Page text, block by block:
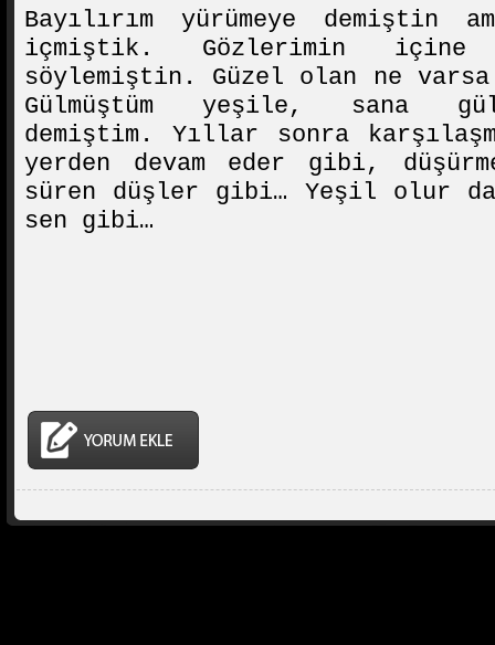
Bayılırım yürümeye demiştin
içmiştik. Gözlerimin içine
söylemiştin. Güzel olan ne
Gülmüştüm yeşile, sana
demiştim. Yıllar sonra
yerden devam eder gibi,
süren düşler gibi… Yeşil olur
sen gibi…